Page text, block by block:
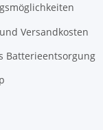
Versandkosten
Batterieentsorgung